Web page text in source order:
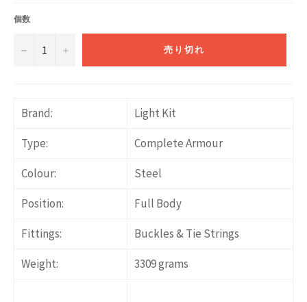
個数
− + 売り切れ
Brand:
Light Kit
Type:
Complete Armour
Colour:
Steel
Position:
Full Body
Fittings:
Buckles & Tie Strings
Weight:
3309 grams